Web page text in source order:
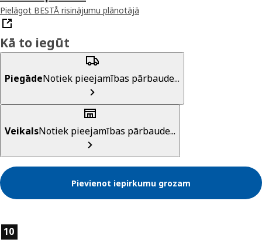
Pielāgot BESTÅ risinājumu plānotājā
Kā to iegūt
PiegādeNotiek pieejamības pārbaude...
VeikalsNotiek pieejamības pārbaude...
Pievienot iepirkumu grozam
Preces īpašības
10